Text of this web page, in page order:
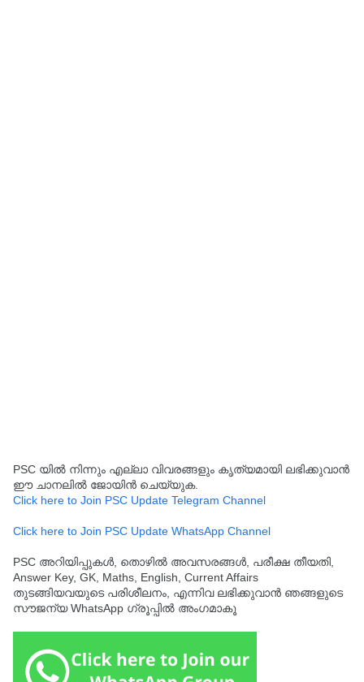
PSC യിൽ നിന്നും എല്ലാ വിവരങ്ങളും കൃത്യമായി ലഭിക്കുവാൻ
ഈ ചാനലിൽ ജോയിൻ ചെയ്യുക.
Click here to Join PSC Update Telegram Channel
Click here to Join PSC Update WhatsApp Channel
PSC അറിയിപ്പുകൾ, തൊഴിൽ അവസരങ്ങൾ, പരീക്ഷ തീയതി,
Answer Key, GK, Maths, English, Current Affairs
തുടങ്ങിയവയുടെ പരിശീലനം, എന്നിവ ലഭിക്കുവാൻ ഞങ്ങളുടെ
സൗജന്യ WhatsApp ഗ്രൂപ്പിൽ അംഗമാകൂ